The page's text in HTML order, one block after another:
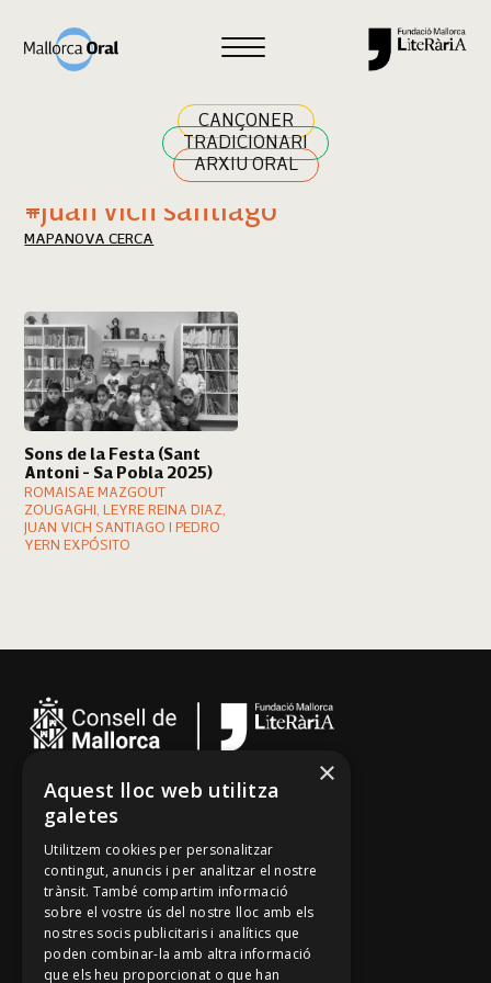
CANÇONER
TRADICIONARI
ARXIU ORAL
Cercar
Resultats cerca
#juan vich santiago
MAPA NOVA CERCA
Sons de la Festa (Sant
Antoni - Sa Pobla 2025)
ROMAISAE MAZGOUT
ZOUGAGHI, LEYRE REINA DIAZ,
JUAN VICH SANTIAGO I PEDRO
YERN EXPÓSITO
Cançoner
Tradicionari
Arxiu Oral
Contacte
Segueix-nos
×
Aquest lloc web utilitza
galetes
Utilitzem cookies per personalitzar
contingut, anuncis i per analitzar el nostre
trànsit. També compartim informació
sobre el vostre ús del nostre lloc amb els
nostres socis publicitaris i analítics que
poden combinar-la amb altra informació
que els heu proporcionat o que han